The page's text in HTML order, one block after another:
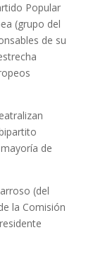
Popular
(grupo del
de su
de
(del
la Comisión